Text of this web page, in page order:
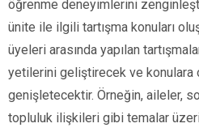
öğrenme deneyimlerini
ünite ile ilgili tartışma konuları
üyeleri arasında yapılan
yetilerini geliştirecek ve konulara
genişletecektir. Örneğin, aileler,
topluluk ilişkileri gibi temalar